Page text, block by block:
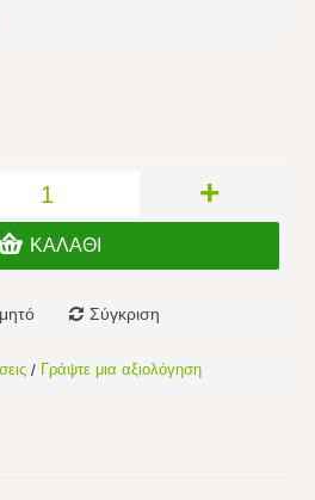
+
ΚΑΛΆΘΙ
Σύγκριση
/ Γράψτε μια αξιολόγηση